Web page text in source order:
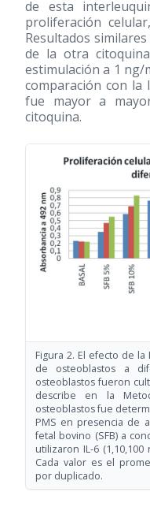
de esta
proliferación
Resultados
de la otra
estimulación a 1 ng/
comparación con
fue mayor a
citoquina.
Figura 2. El efecto de la
de osteoblastos a
osteoblastos fueron
describe en la
osteoblastos fue
PMS en presencia de
fetal bovino (SFB) a
utilizaron IL-6 (1,10,100
Cada valor es el
por duplicado.